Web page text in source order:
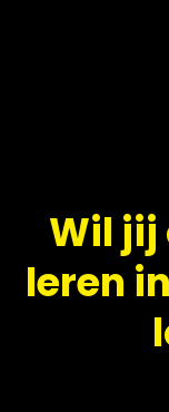
​Wil jij
leren